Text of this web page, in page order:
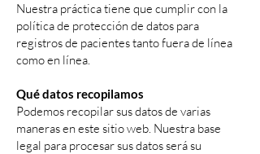
Nuestra práctica tiene que cumplir con la
política de protección de datos para
registros de pacientes tanto fuera de línea
como en línea.
Qué datos recopilamos
Podemos recopilar sus datos de varias
maneras en este sitio web. Nuestra base
legal para procesar sus datos será su